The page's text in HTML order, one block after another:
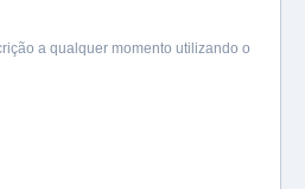
a qualquer momento utilizando o